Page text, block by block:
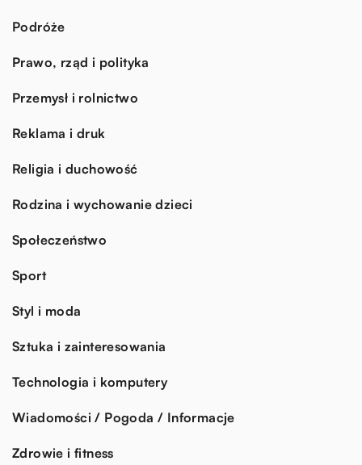
Podróże
Prawo, rząd i polityka
Przemysł i rolnictwo
Reklama i druk
Religia i duchowość
Rodzina i wychowanie dzieci
Społeczeństwo
Sport
Styl i moda
Sztuka i zainteresowania
Technologia i komputery
Wiadomości / Pogoda / Informacje
Zdrowie i fitness